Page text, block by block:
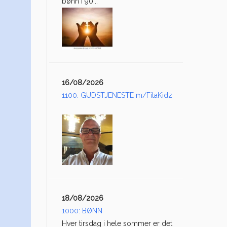
16/08/2026
1100: GUDSTJENESTE m/FilaKidz
18/08/2026
1000: BØNN
Hver tirsdag i hele sommer er det